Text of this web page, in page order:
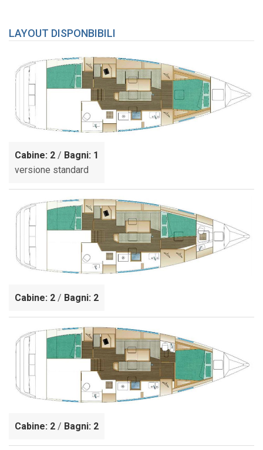
LAYOUT DISPONBIBILI
Cabine: 2 / Bagni: 1
versione standard
Cabine: 2 / Bagni: 2
Cabine: 2 / Bagni: 2